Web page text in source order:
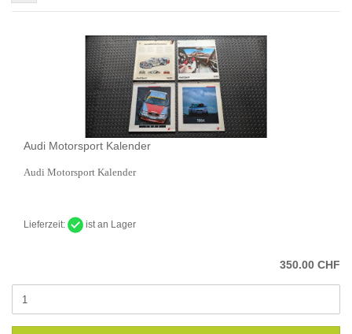
Audi Motorsport Kalender
Audi Motorsport Kalender
Lieferzeit: ist an Lager
350.00 CHF